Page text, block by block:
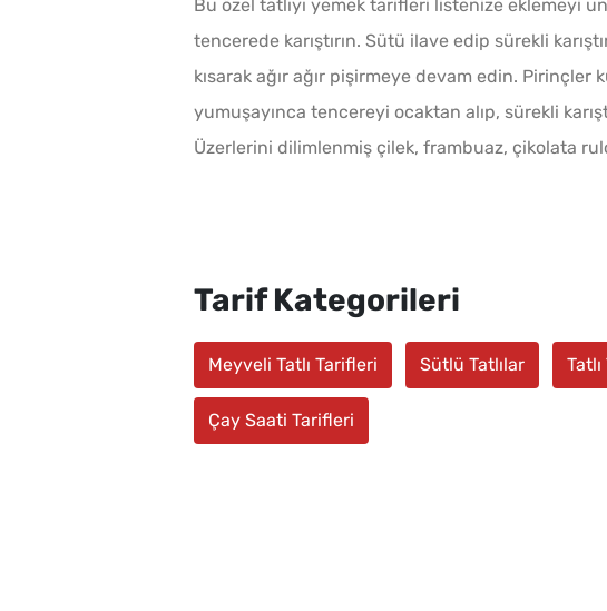
Bu özel tatlıyı yemek tarifleri listenize eklemeyi
tencerede karıştırın. Sütü ilave edip sürekli
kısarak ağır ağır pişirmeye devam edin.
yumuşayınca tencereyi ocaktan alıp, sürekli
Üzerlerini dilimlenmiş çilek, frambuaz, çikolata
Tarif Kategorileri
Meyveli Tatlı Tarifleri Sütlü Tatlılar
Çay Saati Tarifleri